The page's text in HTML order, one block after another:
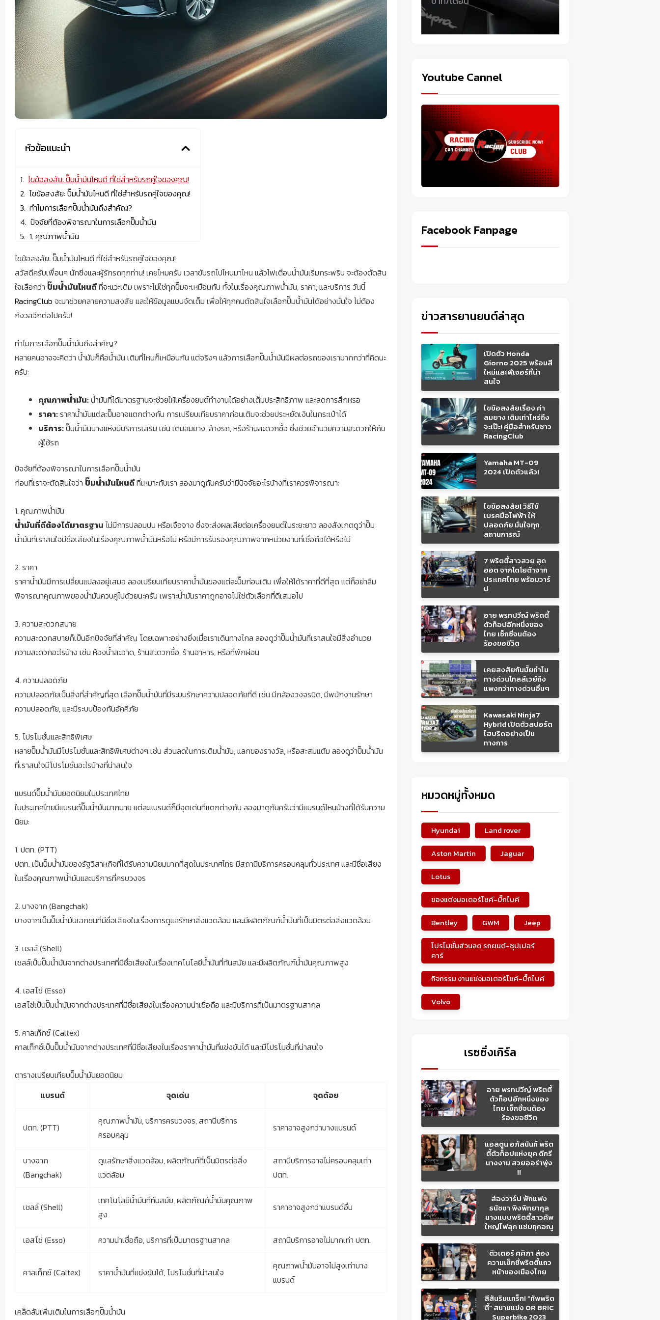
หัวข้อแนะนำ
ไขข้อสงสัย: ปั๊มน้ำมันไหนดี ที่ใช่สำหรับรถคู่ใจของคุณ!
ไขข้อสงสัย: ปั๊มน้ำมันไหนดี ที่ใช่สำหรับรถคู่ใจของคุณ!
ทำไมการเลือกปั๊มน้ำมันถึงสำคัญ?
ปัจจัยที่ต้องพิจารณาในการเลือกปั๊มน้ำมัน
1. คุณภาพน้ำมัน
3. ความสะดวกสบาย
4. ความปลอดภัย
5. โปรโมชั่นและสิทธิพิเศษ
แบรนด์ปั๊มน้ำมันยอดนิยมในประเทศไทย
1. ปตท. (PTT)
2. บางจาก (Bangchak)
3. เชลล์ (Shell)
4. เอสโซ่ (Esso)
ตารางเปรียบเทียบปั๊มน้ำมันยอดนิยม
เคล็ดลับเพิ่มเติมในการเลือกปั๊มน้ำมัน
บทสรุป: ปั๊มน้ำมันไหนดี ที่ตอบโจทย์คุณที่สุด?
คำนวณค่างวดรถ
ค่าผ่อนรถโดยประมาณ
0.00
Facebook Fanpage
ข่าวสารยานยนต์ล่าสุด
เปิดตัว Honda Giorno 2025 พร้อมสีใหม่และฟีเจอร์ที่
ไขข้อสงสัยเรื่อง ค่าลมยาง เติมเท่าไหร่ถึงจะเป๊ะ! คู่มือ
สำหรับชาว RacingClub
Yamaha MT-09 2024 เปิดตัวแล้ว!
สถานการณ์
7 พริตตี้สาวสวย สุดฮอต จากโตโยต้าจาก
ประเทศไทย พร้อมวาร์ป
ต้องร้องขอชีวิต
เคยสงสัยกันมั้ยทำไมทางด่วนโทลล์เวย์ถึงแพงกว่า
ทางด่วนอื่นๆ
เป็นทางการ
หมวดหมู่ทั้งหมด
เรซซิ่งเกิร์ล
จนต้องร้องขอชีวิต
แอลตูน อภัสนันท์ พริตตี้ตัวท็อปแห่งยุค ดีกรีนางงาม
ตี้สาวคัพใหญ่ไฟลุก แซ่บทุกอณู
ติวเตอร์ ศศิภา ส่องความเซ็กซี่พริตตี้แถวหน้าของ
เมืองไทย
Superbike 2023 จ.บุรีรัมย์
ไขข้อสงสัย: ปั๊มน้ำมันไหนดี ที่ใช่สำหรับรถคู่ใจของคุณ!
สวัสดีครับเพื่อนๆ นักซิ่งและผู้รักรถทุกท่าน! เคยไหมครับ เวลาขับรถไปไหนมาไหน แล้วไฟเตือนน้ำมันเริ่มกระพริบ จะต้องตัดสิน
ใจเลือกว่า ปั๊มน้ำมันไหนดีที่จะแวะเติม เพราะไม่ใช่ทุกปั๊มจะเหมือนกัน ทั้งในเรื่องคุณภาพน้ำมัน, ราคา, และบริการ วันนี้
RacingClub จะมาช่วยคลายความสงสัย และให้ข้อมูลแบบจัดเต็ม เพื่อให้ทุกคนตัดสินใจเลือกปั๊มน้ำมันได้อย่างมั่นใจ ไม่ต้อง
กังวลอีกต่อไปครับ!
ทำไมการเลือกปั๊มน้ำมันถึงสำคัญ?
หลายคนอาจจะคิดว่า น้ำมันก็คือน้ำมัน เติมที่ไหนก็เหมือนกัน แต่จริงๆ แล้วการเลือกปั๊มน้ำมันมีผลต่อรถของเรามากกว่าที่คิดนะ
ครับ:
คุณภาพน้ำมัน:น้ำมันที่ได้มาตรฐานจะช่วยให้เครื่องยนต์ทำงานได้อย่างเต็มประสิทธิภาพ และลดการสึกหรอ
ราคา:ราคาน้ำมันแต่ละปั๊มอาจแตกต่างกัน การเปรียบเทียบราคาก่อนเติมจะช่วยประหยัดเงินในกระเป๋าได้
บริการ:ปั๊มน้ำมันบางแห่งมีบริการเสริม เช่น เติมลมยาง, ล้างรถ, หรือร้านสะดวกซื้อ ซึ่งช่วยอำนวยความสะดวกให้กับ
ผู้ใช้รถ
ปัจจัยที่ต้องพิจารณาในการเลือกปั๊มน้ำมัน
ก่อนที่เราจะตัดสินใจว่า ปั๊มน้ำมันไหนดีที่เหมาะกับเรา ลองมาดูกันครับว่ามีปัจจัยอะไรบ้างที่เราควรพิจารณา:
1. คุณภาพน้ำมัน
น้ำมันที่ดีต้องได้มาตรฐาน ไม่มีการปลอมปน หรือเจือจาง ซึ่งจะส่งผลเสียต่อเครื่องยนต์ในระยะยาว ลองสังเกตดูว่าปั๊ม
น้ำมันที่เราสนใจมีชื่อเสียงในเรื่องคุณภาพน้ำมันหรือไม่ หรือมีการรับรองคุณภาพจากหน่วยงานที่เชื่อถือได้หรือไม่
2. ราคา
ราคาน้ำมันมีการเปลี่ยนแปลงอยู่เสมอ ลองเปรียบเทียบราคาน้ำมันของแต่ละปั๊มก่อนเติม เพื่อให้ได้ราคาที่ดีที่สุด แต่ก็อย่าลืม
พิจารณาคุณภาพของน้ำมันควบคู่ไปด้วยนะครับ เพราะน้ำมันราคาถูกอาจไม่ใช่ตัวเลือกที่ดีเสมอไป
3. ความสะดวกสบาย
ความสะดวกสบายก็เป็นอีกปัจจัยที่สำคัญ โดยเฉพาะอย่างยิ่งเมื่อเราเดินทางไกล ลองดูว่าปั๊มน้ำมันที่เราสนใจมีสิ่งอำนวย
ความสะดวกอะไรบ้าง เช่น ห้องน้ำสะอาด, ร้านสะดวกซื้อ, ร้านอาหาร, หรือที่พักผ่อน
4. ความปลอดภัย
ความปลอดภัยเป็นสิ่งที่สำคัญที่สุด เลือกปั๊มน้ำมันที่มีระบบรักษาความปลอดภัยที่ดี เช่น มีกล้องวงจรปิด, มีพนักงานรักษา
ความปลอดภัย, และมีระบบป้องกันอัคคีภัย
5. โปรโมชั่นและสิทธิพิเศษ
หลายปั๊มน้ำมันมีโปรโมชั่นและสิทธิพิเศษต่างๆ เช่น ส่วนลดในการเติมน้ำมัน, แลกของรางวัล, หรือสะสมแต้ม ลองดูว่าปั๊มน้ำมัน
ที่เราสนใจมีโปรโมชั่นอะไรบ้างที่น่าสนใจ
แบรนด์ปั๊มน้ำมันยอดนิยมในประเทศไทย
ในประเทศไทยมีแบรนด์ปั๊มน้ำมันมากมาย แต่ละแบรนด์ก็มีจุดเด่นที่แตกต่างกัน ลองมาดูกันครับว่ามีแบรนด์ไหนบ้างที่ได้รับความ
นิยม:
1. ปตท. (PTT)
ปตท. เป็นปั๊มน้ำมันของรัฐวิสาหกิจที่ได้รับความนิยมมากที่สุดในประเทศไทย มีสถานีบริการครอบคลุมทั่วประเทศ และมีชื่อเสียง
ในเรื่องคุณภาพน้ำมันและบริการที่ครบวงจร
2. บางจาก (Bangchak)
บางจากเป็นปั๊มน้ำมันเอกชนที่มีชื่อเสียงในเรื่องการดูแลรักษาสิ่งแวดล้อม และมีผลิตภัณฑ์น้ำมันที่เป็นมิตรต่อสิ่งแวดล้อม
3. เชลล์ (Shell)
เชลล์เป็นปั๊มน้ำมันจากต่างประเทศที่มีชื่อเสียงในเรื่องเทคโนโลยีน้ำมันที่ทันสมัย และมีผลิตภัณฑ์น้ำมันคุณภาพสูง
4. เอสโซ่ (Esso)
เอสโซ่เป็นปั๊มน้ำมันจากต่างประเทศที่มีชื่อเสียงในเรื่องความน่าเชื่อถือ และมีบริการที่เป็นมาตรฐานสากล
5. คาลเท็กซ์ (Caltex)
คาลเท็กซ์เป็นปั๊มน้ำมันจากต่างประเทศที่มีชื่อเสียงในเรื่องราคาน้ำมันที่แข่งขันได้ และมีโปรโมชั่นที่น่าสนใจ
ตารางเปรียบเทียบปั๊มน้ำมันยอดนิยม
แบรนด์
จุดเด่น จุดด้อย
ปตท. (PTT)
คุณภาพน้ำมัน, บริการครบวงจร, สถานีบริการ
ครอบคลุม
ราคาอาจสูงกว่าบางแบรนด์
บางจาก
(Bangchak)
ดูแลรักษาสิ่งแวดล้อม, ผลิตภัณฑ์ที่เป็นมิตรต่อสิ่ง
แวดล้อม
สถานีบริการอาจไม่ครอบคลุมเท่า
ปตท.
เชลล์ (Shell)
เทคโนโลยีน้ำมันที่ทันสมัย, ผลิตภัณฑ์น้ำมันคุณภาพ
สูง
ราคาอาจสูงกว่าแบรนด์อื่น
เอสโซ่ (Esso) ความน่าเชื่อถือ, บริการที่เป็นมาตรฐานสากล สถานีบริการอาจไม่มากเท่า ปตท.
คาลเท็กซ์ (Caltex) ราคาน้ำมันที่แข่งขันได้, โปรโมชั่นที่น่าสนใจ
คุณภาพน้ำมันอาจไม่สูงเท่าบาง
แบรนด์
เคล็ดลับเพิ่มเติมในการเลือกปั๊มน้ำมัน
Youtube Cannel
Facebook Fanpage
ข่าวสารยานยนต์ล่าสุด
เปิดตัว Honda
Giorno 2025 พร้อมสี
ใหม่และฟีเจอร์ที่น่า
สนใจ
ไขข้อสงสัยเรื่อง ค่า
ลมยาง เติมเท่าไหร่ถึง
จะเป๊ะ! คู่มือสำหรับชาว
RacingClub
Yamaha MT-09
2024 เปิดตัวแล้ว!
ไขข้อสงสัย! วิธีใช้
เบรคมือไฟฟ้า ให้
ปลอดภัย มั่นใจทุก
สถานการณ์
7 พริตตี้สาวสวย สุด
ฮอต จากโตโยต้าจาก
ประเทศไทย พร้อมวาร์
ป
อาย พรทปวีญ์ พริตตี้
ตัวท็อปอีกหนึ่งของ
ไทย เซ็กซี่จนต้อง
ร้องขอชีวิต
เคยสงสัยกันมั้ยทำไม
ทางด่วนโทลล์เวย์ถึง
แพงกว่าทางด่วนอื่นๆ
Kawasaki Ninja7
Hybrid เปิดตัวสปอร์ต
ไฮบริดอย่างเป็น
ทางการ
หมวดหมู่ทั้งหมด
Hyundai Land rover
Aston Martin Jaguar
Lotus
ของแต่งมอเตอร์ไซค์-บิ๊กไบค์
Bentley GWM Jeep
โปรโมชั่นส่วนลด รถยนต์-ซุปเปอร์
คาร์
กิจกรรม งานแข่งมอเตอร์ไซค์-บิ๊กไบค์
Volvo
เรซซิ่งเกิร์ล
อาย พรทปวีญ์ พริตตี้
ตัวท็อปอีกหนึ่งของ
ไทย เซ็กซี่จนต้อง
ร้องขอชีวิต
แอลตูน อภัสนันท์ พริต
ตี้ตัวท็อปแห่งยุค ดีกรี
นางงาม สวยออร่าพุ่ง
!!
ส่องวาร์ป ฟักแฟง
ธนัชชา พิงพิทยากุล
นางแบบพริตตี้สาวคัพ
ใหญ่ไฟลุก แซ่บทุกอณู
ติวเตอร์ ศศิภา ส่อง
ความเซ็กซี่พริตตี้แถว
หน้าของเมืองไทย
สีสันริมแทร็ก! “ทัพพริต
ตี้” สนามแข่ง OR BRIC
Superbike 2023